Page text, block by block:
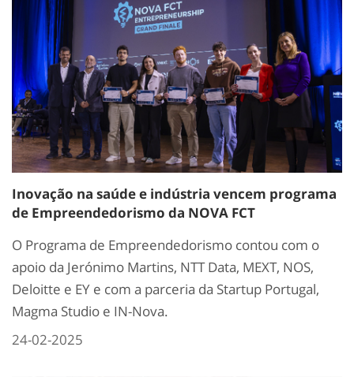
Inovação na saúde e indústria vencem programa
de Empreendedorismo da NOVA FCT
O Programa de Empreendedorismo contou com o
apoio da Jerónimo Martins, NTT Data, MEXT, NOS,
Deloitte e EY e com a parceria da Startup Portugal,
Magma Studio e IN-Nova.
24-02-2025